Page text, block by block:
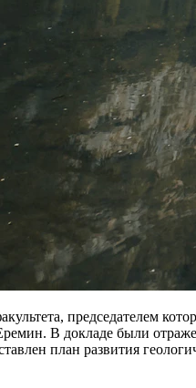
В докладе были
план развития